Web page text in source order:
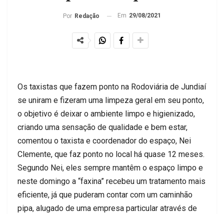
Por Redação Em 29/08/2021
Os taxistas que fazem ponto na Rodoviária de Jundiaí
se uniram e fizeram uma limpeza geral em seu ponto,
o objetivo é deixar o ambiente limpo e higienizado,
criando uma sensação de qualidade e bem estar,
comentou o taxista e coordenador do espaço, Nei
Clemente, que faz ponto no local há quase 12 meses.
Segundo Nei, eles sempre mantêm o espaço limpo e
neste domingo a “faxina” recebeu um tratamento mais
eficiente, já que puderam contar com um caminhão
pipa, alugado de uma empresa particular através de